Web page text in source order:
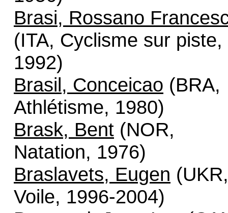
Brasi, Rossano
(ITA, Cyclisme sur piste,
1992)
Brasil, Conceicao (BRA,
Athlétisme, 1980)
Brask, Bent (NOR,
Natation, 1976)
Braslavets, Eugen (UKR,
Voile, 1996-2004)